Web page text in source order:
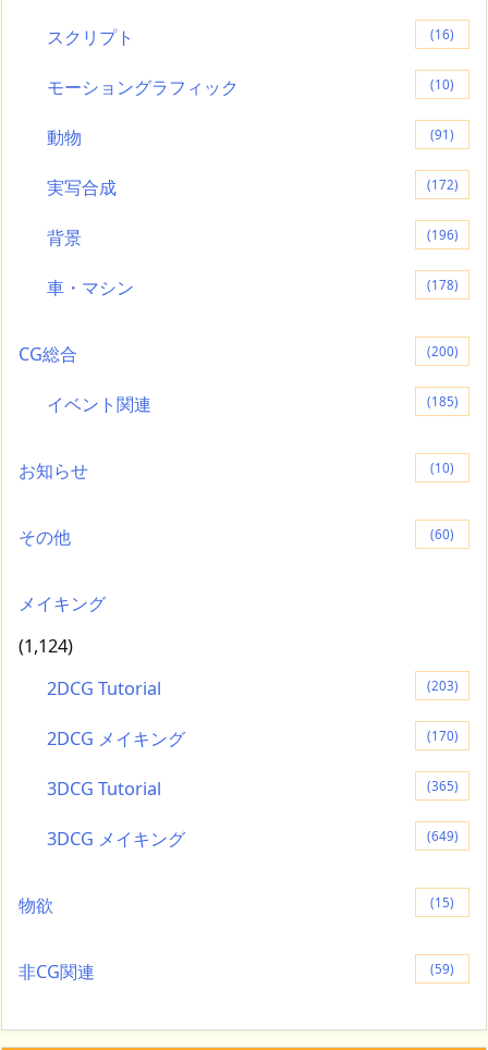
スクリプト (16)
モーショングラフィック (10)
動物 (91)
実写合成 (172)
背景 (196)
車・マシン (178)
CG総合 (200)
イベント関連 (185)
お知らせ (10)
その他 (60)
メイキング
(1,124)
2DCG Tutorial
(203)
2DCG メイキング (170)
3DCG Tutorial (365)
3DCG メイキング (649)
物欲 (15)
非CG関連 (59)